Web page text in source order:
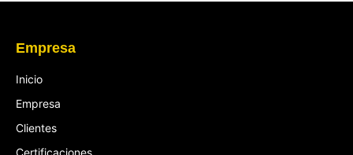
Empresa
Inicio
Empresa
Clientes
Certificaciones